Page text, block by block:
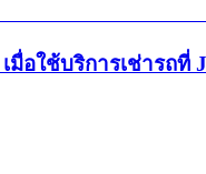
มื่อใช้บริการเช่ารถที่